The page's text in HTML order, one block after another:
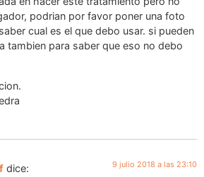
podrian por favor poner una foto
cual es el que debo usar. si pueden
tambien para saber que eso no debo
dice: 9 julio 2018 a las 23:10